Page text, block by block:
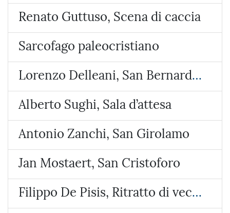
Renato Guttuso, Scena di caccia
Sarcofago paleocristiano
Lorenzo Delleani, San Bernardo a Pollone
Alberto Sughi, Sala d’attesa
Antonio Zanchi, San Girolamo
Jan Mostaert, San Cristoforo
Filippo De Pisis, Ritratto di vecchio